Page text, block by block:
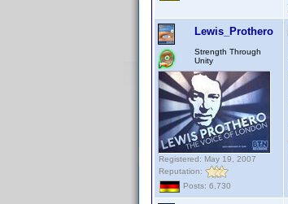
Lewis_Prothero
Strength Through
Unity
Registered: May 19, 2007
Reputation:
Posts: 6,730